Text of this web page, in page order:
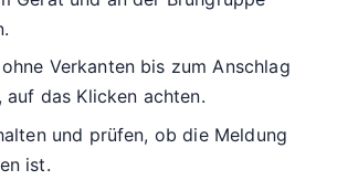
Verkanten bis zum Anschlag
auf das Klicken achten.
und prüfen, ob die Meldung
ist.